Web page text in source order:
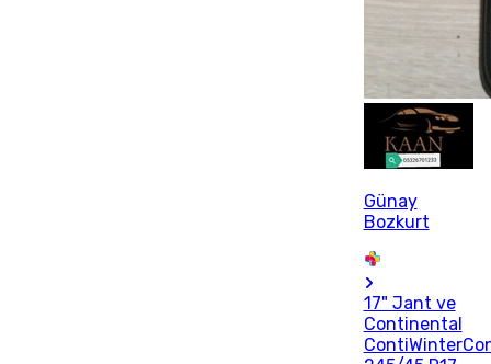
Günay
Bozkurt
17" Jant ve
Continental